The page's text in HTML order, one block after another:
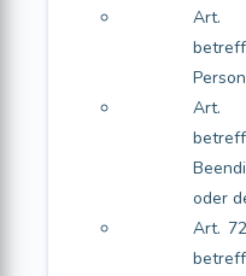
Art.
Art.
oder
Art.